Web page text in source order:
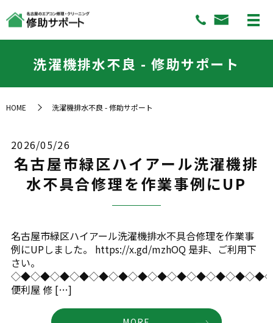
洗濯機排水不良 - 修助サポート
HOME 洗濯機排水不良 - 修助サポート
2026/05/26
名古屋市緑区ハイアール洗濯機排
水不具合修理を作業事例にUP
名古屋市緑区ハイアール洗濯機排水不具合修理を作業事
例にUPしました。 https://x.gd/mzhOQ 是非、ご利用下
さい。
便利屋 修 […]